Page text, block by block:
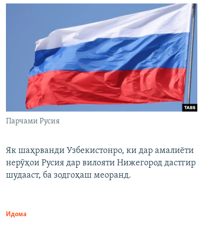
Парчами Русия
Як шаҳрванди Узбекистонро, ки дар амалиёти
нерӯҳои Русия дар вилояти Нижегород дастгир
шудааст, ба зодгоҳаш меоранд.
Идома